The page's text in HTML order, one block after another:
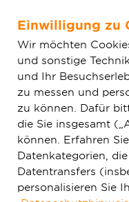
Zum Hauptinhalt
Aktuelles
Deutschen GigaNetz zum
Einwilligung zu
Wir möchten
und sonstige
und Ihr
zu messen und
zu können. Dafür
die Sie insgesamt
können. Erfahren
Datenkategorien,
Datentransfers
personalisieren Sie